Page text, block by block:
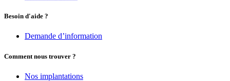
Besoin d'aide ?
Demande d’information
Comment nous trouver ?
Nos implantations